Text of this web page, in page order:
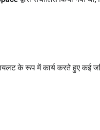
के रूप में कार्य करते हुए कई